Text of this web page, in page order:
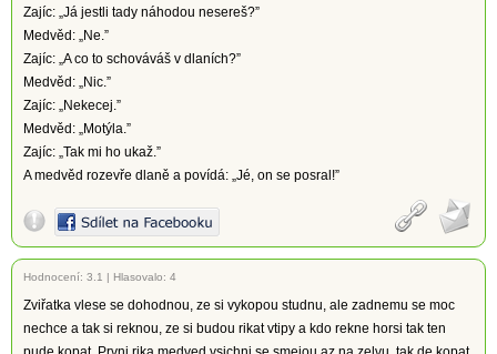
Zajíc: „Já jestli tady náhodou nesereš?”
Medvěd: „Ne.”
Zajíc: „A co to schováváš v dlaních?”
Medvěd: „Nic.”
Zajíc: „Nekecej.”
Medvěd: „Motýla.”
Zajíc: „Tak mi ho ukaž.”
A medvěd rozevře dlaně a povídá: „Jé, on se posral!”
Hodnocení: 3.1 | Hlasovalo: 4
Zviřatka vlese se dohodnou, ze si vykopou studnu, ale zadnemu se moc
nechce a tak si reknou, ze si budou rikat vtipy a kdo rekne horsi tak ten